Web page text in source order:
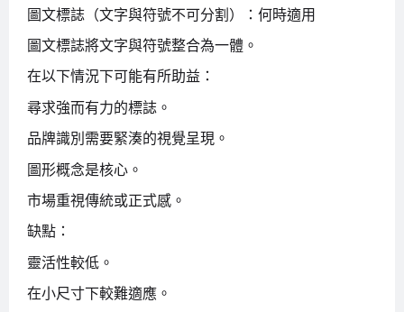
圖文標誌（文字與符號不可分割）：何時適用
圖文標誌將文字與符號整合為一體。
在以下情況下可能有所助益：
尋求強而有力的標誌。
品牌識別需要緊湊的視覺呈現。
圖形概念是核心。
市場重視傳統或正式感。
缺點：
靈活性較低。
在小尺寸下較難適應。